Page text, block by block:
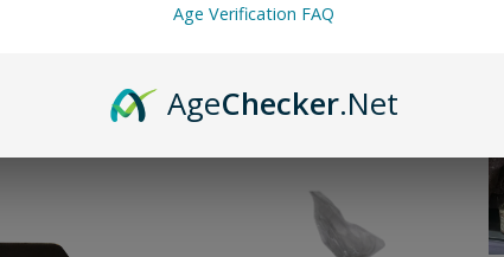
pour soutenir les
du terroir.
Age Verification FAQ
AgeChecker.Net